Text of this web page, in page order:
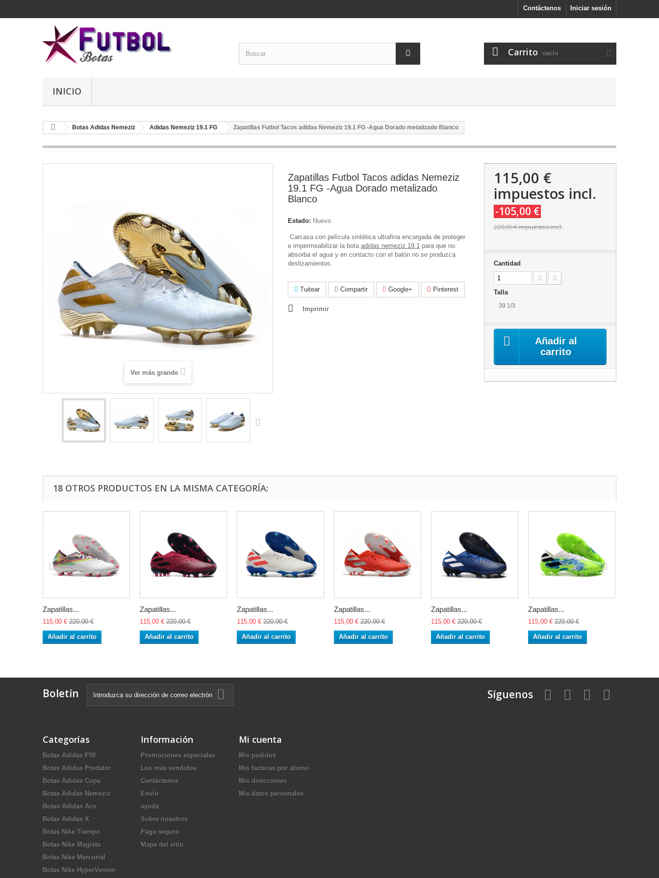
Iniciar sesión
Contáctenos
Carrito vacío
INICIO
Botas Adidas Nemeziz Adidas Nemeziz 19.1 FG Zapatillas Futbol Tacos adidas Nemeziz 19.1 FG -Agua Dorado metalizado Blanco
Ver más grande
Zapatillas Futbol Tacos adidas Nemeziz
19.1 FG -Agua Dorado metalizado
Blanco
Estado: Nuevo
Carcasa con película sintética ultrafina encargada de proteger
e impermeabilizar la bota adidas nemeziz 19.1 para que no
absorba el agua y en contacto con el balón no se produzca
deslizamientos.
Tuitear Compartir Google+ Pinterest
Imprimir
115,00 €
impuestos incl.
-105,00 €
220,00 €impuestos incl.
Cantidad
Talla
39 1/3
Añadir al
carrito
18 OTROS PRODUCTOS EN LA MISMA CATEGORÍA:
Zapatillas...
115,00 € 220,00 €
Añadir al carrito
Zapatillas...
115,00 € 220,00 €
Añadir al carrito
Zapatillas...
115,00 € 220,00 €
Añadir al carrito
Zapatillas...
115,00 € 220,00 €
Añadir al carrito
Zapatillas...
115,00 € 220,00 €
Añadir al carrito
Zapatillas...
115,00 € 220,00 €
Añadir al carrito
Boletín Síguenos
Categorías
Botas Adidas F50
Botas Adidas Predator
Botas Adidas Copa
Botas Adidas Nemeziz
Botas Adidas Ace
Botas Adidas X
Botas Nike Tiempo
Botas Nike Magista
Botas Nike Mercurial
Botas Nike HyperVenom
Información
Promociones especiales
Los más vendidos
Contáctenos
Envío
ayuda
Sobre nosotros
Pago seguro
Mapa del sitio
Mi cuenta
Mis pedidos
Mis facturas por abono
Mis direcciones
Mis datos personales